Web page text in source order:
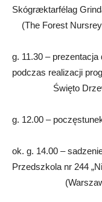
Skógræktarfélag
(The Forest
g. 11.30 –
podczas realizacji
Święto Drzewa
g. 12.00 –
ok. g. 14.00 –
Przedszkola nr 244
(Warszawa,